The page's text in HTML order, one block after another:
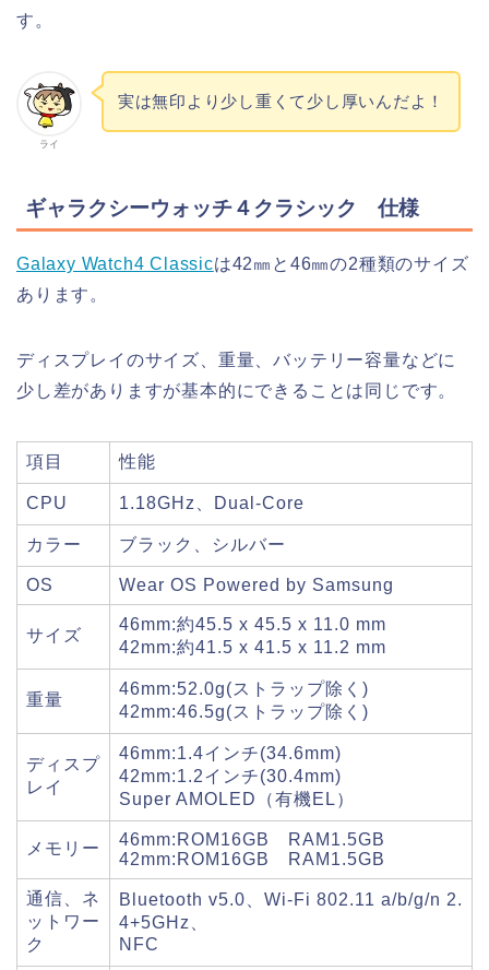
す。
ライ
実は無印より少し重くて少し厚いんだよ！
ギャラクシーウォッチ４クラシック 仕様
Galaxy Watch4 Classicは42㎜と46㎜の2種類のサイズ
あります。
ディスプレイのサイズ、重量、バッテリー容量などに
少し差がありますが基本的にできることは同じです。
項目 性能
CPU 1.18GHz、Dual-Core
カラー ブラック、シルバー
OS Wear OS Powered by Samsung
サイズ
46mm:約45.5 x 45.5 x 11.0 mm
42mm:約41.5 x 41.5 x 11.2 mm
重量
46mm:52.0g(ストラップ除く)
42mm:46.5g(ストラップ除く)
ディスプ
レイ
46mm:1.4インチ(34.6mm)
42mm:1.2インチ(30.4mm)
Super AMOLED（有機EL）
メモリー
46mm:ROM16GB RAM1.5GB
42mm:ROM16GB RAM1.5GB
通信、ネ
ットワー
ク
Bluetooth v5.0、Wi-Fi 802.11 a/b/g/n 2.
4+5GHz、
NFC